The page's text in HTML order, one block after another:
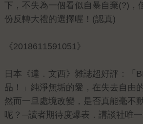
下，不失為一個看似自暴自棄(?)，
份反轉大禮的選擇喔！(認真)
《2018611591051》
日本《達．文西》雜誌超好評：「
品！」純淨無垢的愛，在失去自由
然而一旦處境改變，是否真能毫不
呢？─讀者期待度爆表．講談社唯一